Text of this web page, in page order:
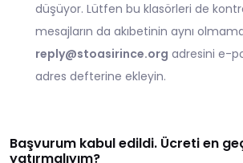
düşüyor. Lütfen bu klasörleri de
mesajların da akıbetinin aynı
reply@stoasirince.org adresini e-
adres defterine ekleyin.
Başvurum kabul edildi. Ücreti en
yatırmalıyım?